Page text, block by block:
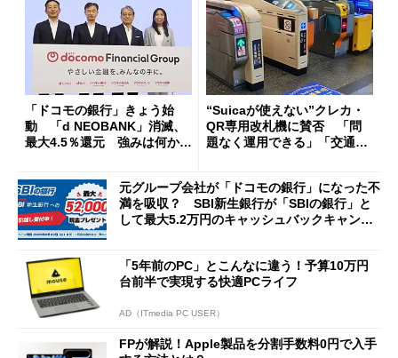
「ドコモの銀行」きょう始
動 「d NEOBANK」消滅、
最大4.5％還元 強みは何か解
“Suicaが使えない”クレカ・
QR専用改札機に賛否 「問
題なく運用できる」「交通系I
元グループ会社が「ドコモの銀行」になった不
満を吸収？ SBI新生銀行が「SBIの銀行」と
して最大5.2万円のキャッシュバックキャンペ
「5年前のPC」とこんなに違う！予算10万円
台前半で実現する快適PCライフ
AD（ITmedia PC USER）
FPが解説！Apple製品を分割手数料0円で入手